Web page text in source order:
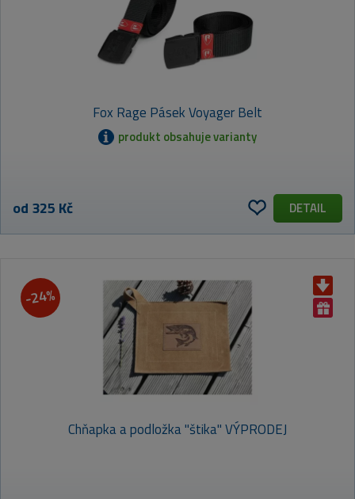
Fox Rage Pásek Voyager Belt
produkt obsahuje varianty
od 325 Kč DETAIL
-24%
Chňapka a podložka "štika" VÝPRODEJ